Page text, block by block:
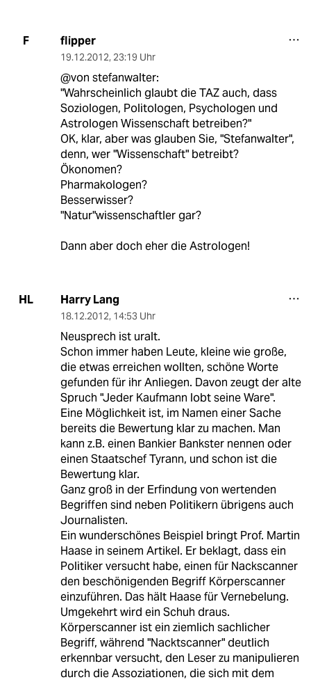
F flipper
19.12.2012, 23:19 Uhr
@von stefanwalter:
"Wahrscheinlich glaubt die TAZ auch, dass
Soziologen, Politologen, Psychologen und
Astrologen Wissenschaft betreiben?"
OK, klar, aber was glauben Sie, "Stefanwalter",
denn, wer "Wissenschaft" betreibt?
Ökonomen?
Pharmakologen?
Besserwisser?
"Natur"wissenschaftler gar?
Dann aber doch eher die Astrologen!
HL Harry Lang
18.12.2012, 14:53 Uhr
Neusprech ist uralt.
Schon immer haben Leute, kleine wie große,
die etwas erreichen wollten, schöne Worte
gefunden für ihr Anliegen. Davon zeugt der alte
Spruch "Jeder Kaufmann lobt seine Ware".
Eine Möglichkeit ist, im Namen einer Sache
bereits die Bewertung klar zu machen. Man
kann z.B. einen Bankier Bankster nennen oder
einen Staatschef Tyrann, und schon ist die
Bewertung klar.
Ganz groß in der Erfindung von wertenden
Begriffen sind neben Politikern übrigens auch
Journalisten.
Ein wunderschönes Beispiel bringt Prof. Martin
Haase in seinem Artikel. Er beklagt, dass ein
Politiker versucht habe, einen für Nackscanner
den beschönigenden Begriff Körperscanner
einzuführen. Das hält Haase für Vernebelung.
Umgekehrt wird ein Schuh draus.
Körperscanner ist ein ziemlich sachlicher
Begriff, während "Nacktscanner" deutlich
erkennbar versucht, den Leser zu manipulieren
durch die Assoziationen, die sich mit dem